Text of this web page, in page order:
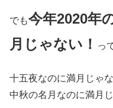
でも今年2020年
月じゃない！
っ
十五夜なのに満月じゃ
中秋の名月なのに満月